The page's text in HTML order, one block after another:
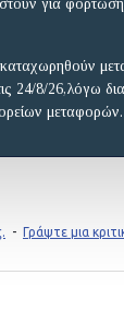
για
24/8/26,λόγω
μεταφορών.
- Γράψτε μια